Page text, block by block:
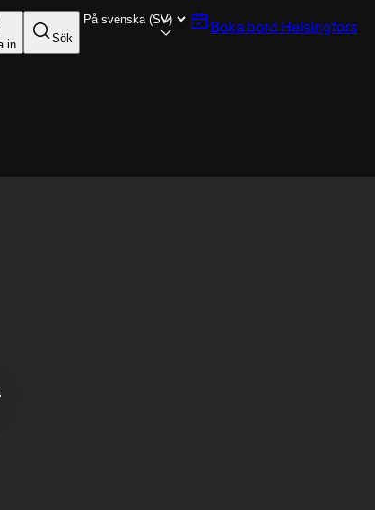
in Sök
Boka bord Helsingfors